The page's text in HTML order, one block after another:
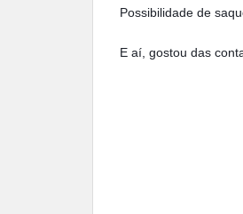
Possibilidade de
E aí, gostou das